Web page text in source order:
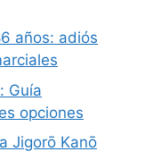
años: adiós
Guía
opciones
Jigorō Kanō